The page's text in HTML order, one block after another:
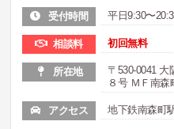
受付時間 平日9:30〜
相談料 初回無料
所在地
〒530-0041
８号 ＭＦ南森
アクセス 地下鉄南森町